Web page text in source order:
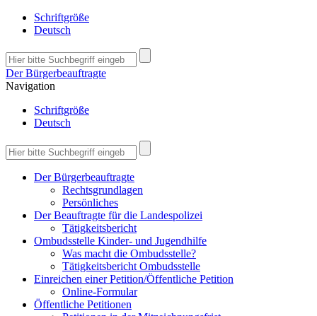
Schriftgröße
Deutsch
Der Bürgerbeauftragte
Navigation
Schriftgröße
Deutsch
Der Bürgerbeauftragte
Rechtsgrundlagen
Persönliches
Der Beauftragte für die Landespolizei
Tätigkeitsbericht
Ombudsstelle Kinder- und Jugendhilfe
Was macht die Ombudsstelle?
Tätigkeitsbericht Ombudsstelle
Einreichen einer Petition/Öffentliche Petition
Online-Formular
Öffentliche Petitionen